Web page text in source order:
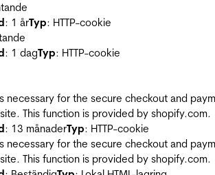
: 1 årTyp: HTTP-cookie
: 1 dagTyp: HTTP-cookie
necessary for the secure checkout and
This function is provided by shopify.com.
: 13 månaderTyp: HTTP-cookie
necessary for the secure checkout and
This function is provided by shopify.com.